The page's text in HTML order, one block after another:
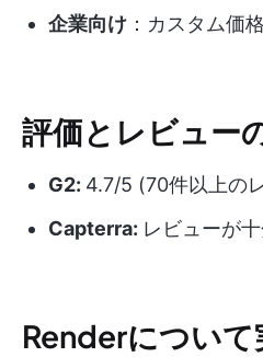
企業向け ：カスタム価格
評価とレビュー
G2: 4.7/5 (70件以上の
Capterra: レビューが
Renderについ